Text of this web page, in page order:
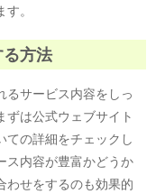
。
方法
るサービス内容をしっ
は公式ウェブサイト
ての詳細をチェックし
ス内容が豊富かどうか
わせをするのも効果的